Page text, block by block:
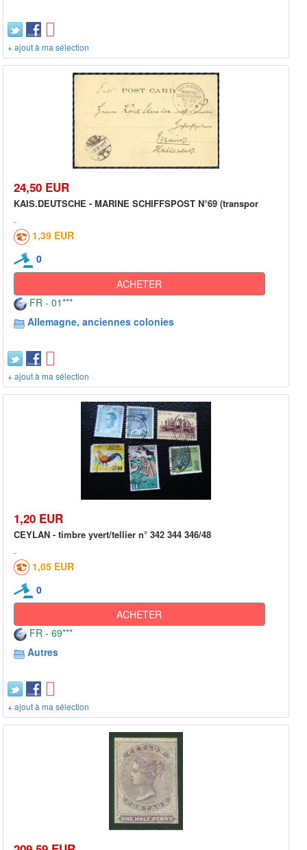
+ ajout à ma sélection
24,50 EUR
KAIS.DEUTSCHE - MARINE SCHIFFSPOST N°69 (transpor
1,39 EUR
0
ACHETER
FR - 01***
Allemagne, anciennes colonies
+ ajout à ma sélection
1,20 EUR
CEYLAN - timbre yvert/tellier n° 342 344 346/48
1,05 EUR
0
ACHETER
FR - 69***
Autres
+ ajout à ma sélection